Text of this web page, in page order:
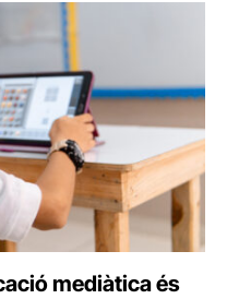
mediàtica és